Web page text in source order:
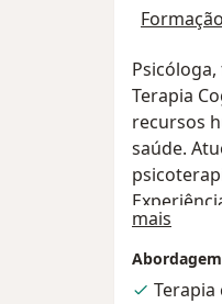
Formação
Terapia
recursos
saúde.
educação
português
em japonês.
mais